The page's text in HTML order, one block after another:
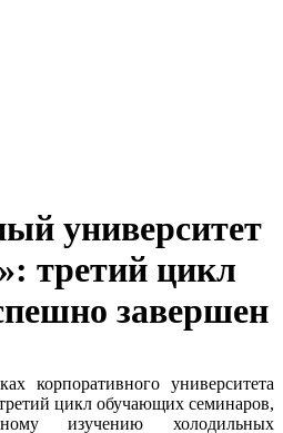
университет
третий цикл
завершен
корпоративного университета
цикл обучающих семинаров,
изучению холодильных